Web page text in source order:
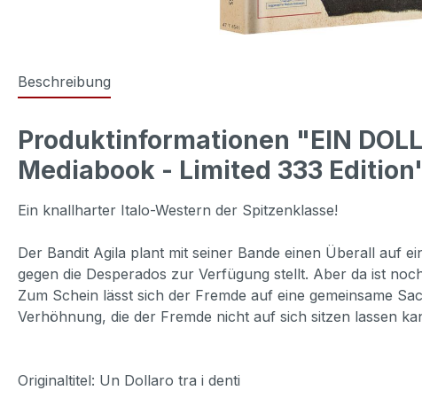
Beschreibung
Produktinformationen "EIN
Mediabook - Limited 333
Ein knallharter Italo-Western der Spitzenklasse!
Der Bandit Agila plant mit seiner Bande einen Überall auf
gegen die Desperados zur Verfügung stellt. Aber da ist
Zum Schein lässt sich der Fremde auf eine gemeinsame
Verhöhnung, die der Fremde nicht auf sich sitzen lassen
Originaltitel: Un Dollaro tra i denti